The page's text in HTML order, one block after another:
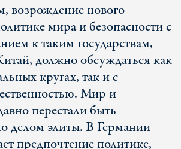
возрождение нового
мира и безопасности с
к таким государствам,
должно обсуждаться как
кругах, так и с
Мир и
перестали быть
делом элиты. В Германии
предпочтение политике,